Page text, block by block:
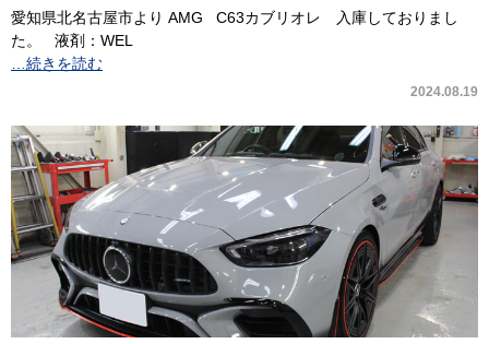
愛知県北名古屋市より AMG C63カブリオレ 入庫しておりまし
た。 液剤：WEL
…続きを読む
2024.08.19